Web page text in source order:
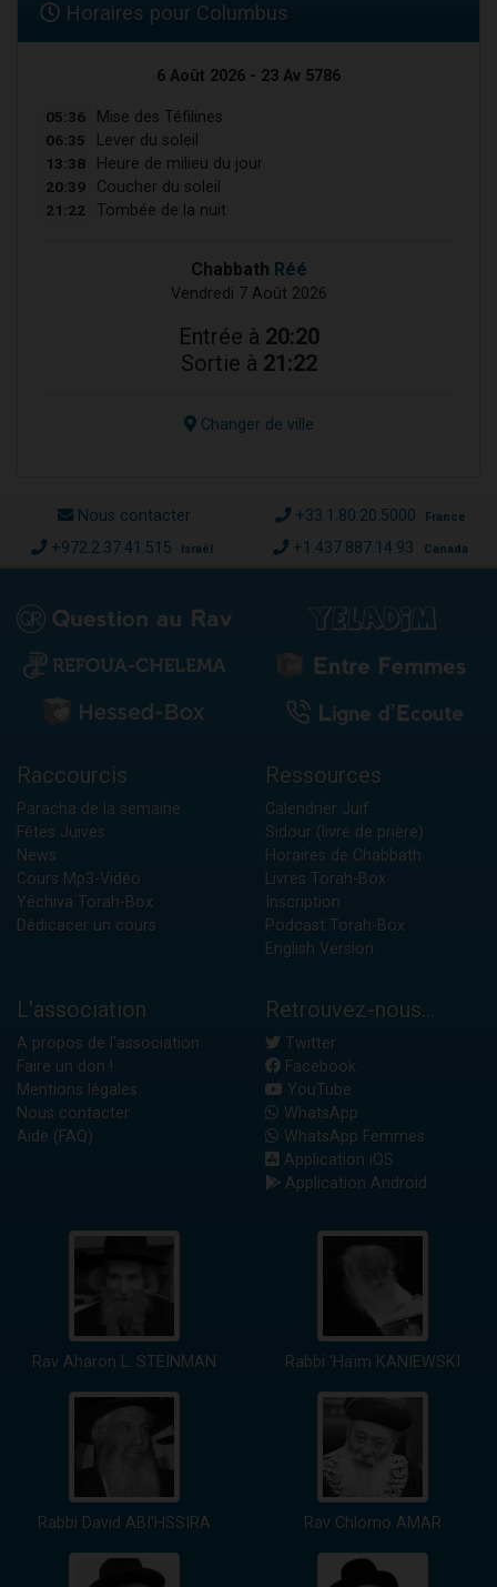
Horaires pour Columbus
6 Août 2026 - 23 Av 5786
05:36 Mise des Téfilines
06:35 Lever du soleil
13:38 Heure de milieu du jour
20:39 Coucher du soleil
21:22 Tombée de la nuit
Chabbath Réé
Vendredi 7 Août 2026
Entrée à 20:20
Sortie à 21:22
Changer de ville
Nous contacter +33.1.80.20.5000 France
+972.2.37.41.515 Israël +1.437.887.14.93 Canada
Raccourcis
Paracha de la semaine
Fêtes Juives
News
Cours Mp3-Vidéo
Yéchiva Torah-Box
Dédicacer un cours
Ressources
Calendrier Juif
Sidour (livre de prière)
Horaires de Chabbath
Livres Torah-Box
Inscription
Podcast Torah-Box
English Version
L'association
A propos de l'association
Faire un don !
Mentions légales
Nous contacter
Aide (FAQ)
Retrouvez-nous...
Twitter
Facebook
YouTube
WhatsApp
WhatsApp Femmes
Application iOS
Application Android
Rav Aharon L. STEINMAN Rabbi 'Haïm KANIEWSKI
Rabbi David ABI'HSSIRA Rav Chlomo AMAR